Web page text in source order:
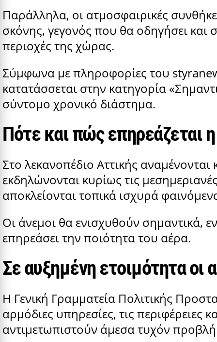
Παράλληλα, οι ατμοσφαιρικές
σκόνης, γεγονός που θα οδηγήσει
περιοχές της χώρας.
Σύμφωνα με πληροφορίες του
κατατάσσεται στην κατηγορία
σύντομο χρονικό διάστημα.
Πότε και πώς επηρεάζεται
Στο λεκανοπέδιο Αττικής
εκδηλώνονται κυρίως τις
αποκλείονται τοπικά ισχυρά
Οι άνεμοι θα ενισχυθούν σημαντικά,
επηρεάσει την ποιότητα του αέρα.
Σε αυξημένη ετοιμότητα οι
Η Γενική Γραμματεία Πολιτικής
αρμόδιες υπηρεσίες, τις περιφέρειες
αντιμετωπιστούν άμεσα τυχόν